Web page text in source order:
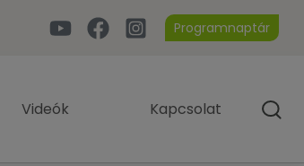
Programnaptár
Videók Kapcsolat